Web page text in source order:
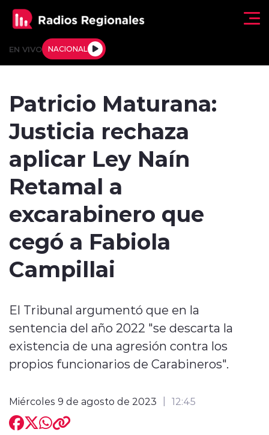
EN VIVO NACIONAL
Tendencias
Internacional
Regiones al Aire
Entrevistas
modo claro
Patricio Maturana:
Justicia rechaza
aplicar Ley Naín
Retamal a
excarabinero que
cegó a Fabiola
Campillai
El Tribunal argumentó que en la
sentencia del año 2022 "se descarta la
existencia de una agresión contra los
propios funcionarios de Carabineros".
Miércoles 9 de agosto de 2023 12:45